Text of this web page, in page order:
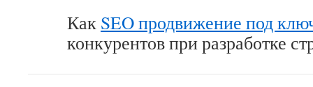
Как SEO продвижение под
конкурентов при разработке